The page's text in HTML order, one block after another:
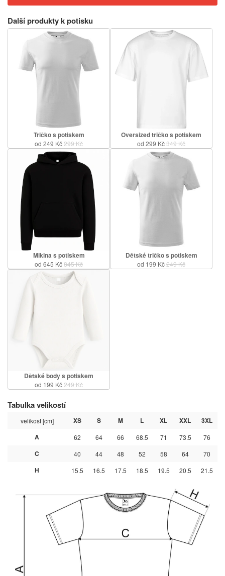
Další produkty k potisku
Tričko s potiskem
od 249 Kč299 Kč
Oversized tričko s potiskem
od 299 Kč349 Kč
Mikina s potiskem
od 645 Kč845 Kč
Dětské tričko s potiskem
od 199 Kč249 Kč
Dětské body s potiskem
od 199 Kč249 Kč
Tabulka velikostí
velikost [cm] XS S M L XL XXL
3XL
A
62 64 66 68.5 71 73.5 76
C 40 44 48 52 58 64 70
H 15.5 16.5 17.5 18.5 19.5 20.5 21.5